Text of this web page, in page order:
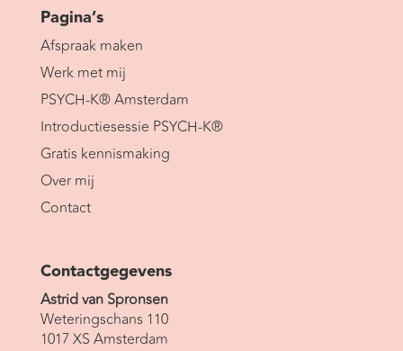
Pagina’s
Afspraak maken
Werk met mij
PSYCH-K® Amsterdam
Introductiesessie PSYCH-K®
Gratis kennismaking
Over mij
Contact
Contactgegevens
Astrid van Spronsen
Weteringschans 110
1017 XS Amsterdam